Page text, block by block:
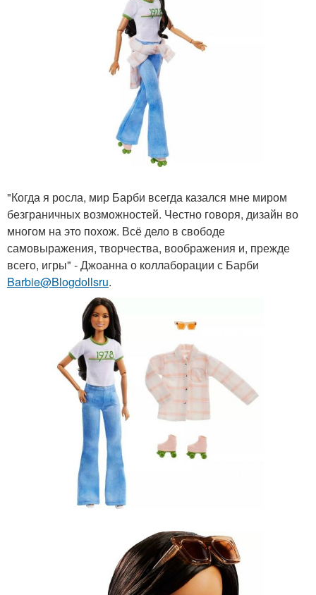
"Когда я росла, мир Барби всегда казался мне миром
безграничных возможностей. Честно говоря, дизайн во
многом на это похож. Всё дело в свободе
самовыражения, творчества, воображения и, прежде
всего, игры" - Джоанна о коллаборации с Барби
Barbie@Blogdollsru.